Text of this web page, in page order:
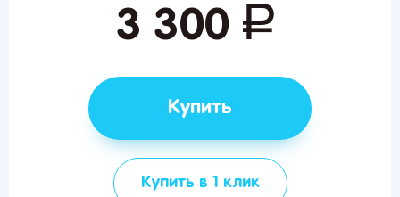
3 300 руб.
Купить
Купить в 1 клик